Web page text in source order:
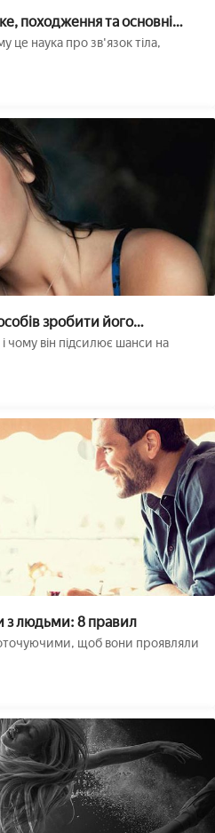
походження та основні
це наука про зв'язок тіла,
зробити його
чому він підсилює шанси на
з людьми: 8 правил
щоб вони проявляли